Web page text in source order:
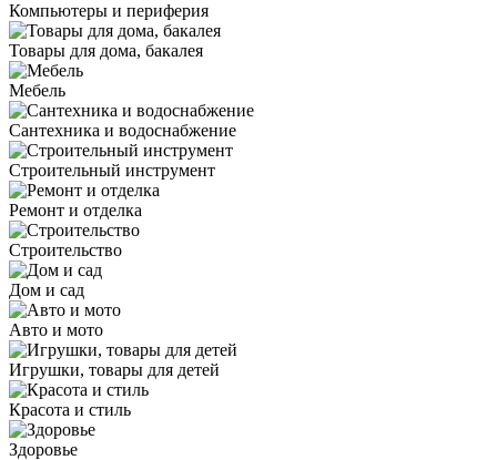
Компьютеры и периферия
Товары для дома, бакалея
Мебель
Сантехника и водоснабжение
Строительный инструмент
Ремонт и отделка
Строительство
Дом и сад
Авто и мото
Игрушки, товары для детей
Красота и стиль
Здоровье